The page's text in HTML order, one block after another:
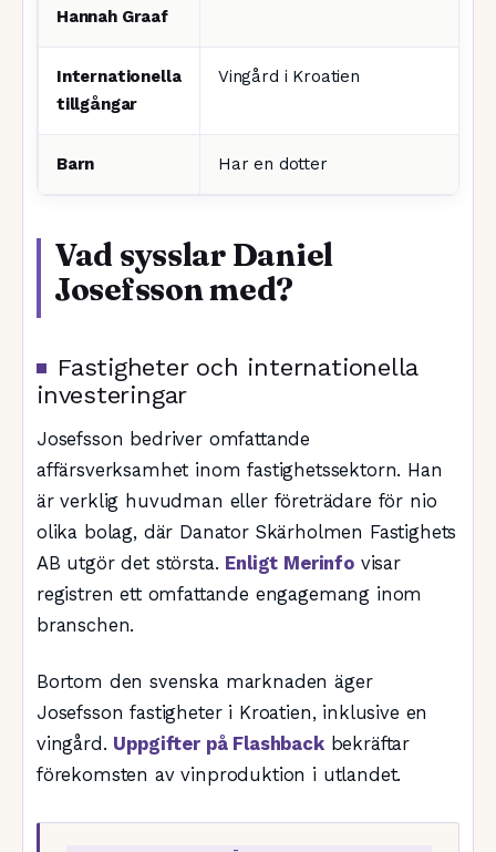
Hannah Graaf
Internationella
tillgångar
Vingård i Kroatien
Barn Har en dotter
Vad sysslar Daniel
Josefsson med?
Fastigheter och internationella
investeringar
Josefsson bedriver omfattande
affärsverksamhet inom fastighetssektorn. Han
är verklig huvudman eller företrädare för nio
olika bolag, där Danator Skärholmen Fastighets
AB utgör det största. Enligt Merinfovisar
registren ett omfattande engagemang inom
branschen.
Bortom den svenska marknaden äger
Josefsson fastigheter i Kroatien, inklusive en
vingård. Uppgifter på Flashbackbekräftar
förekomsten av vinproduktion i utlandet.